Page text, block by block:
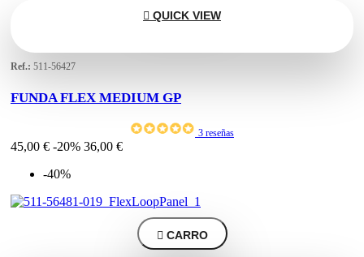
 QUICK VIEW
Ref.: 511-56427
FUNDA FLEX MEDIUM GP
3 reseñas
45,00 € -20% 36,00 €
-40%
 CARRO